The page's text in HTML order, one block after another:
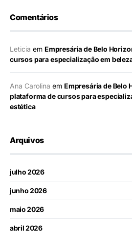
Comentários
Leticia em Empresária de Belo
cursos para especialização em
Ana Carolina em Empresária de Belo
plataforma de cursos para
estética
Arquivos
julho 2026
junho 2026
maio 2026
abril 2026